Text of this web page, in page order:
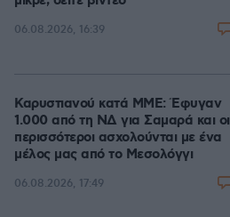
06.08.2026, 16:39
Καρυστιανού κατά ΜΜΕ: Έφυγαν
1.000 από τη ΝΔ για Σαμαρά και οι
περισσότεροι ασχολούνται με ένα
μέλος μας από το Μεσολόγγι
06.08.2026, 17:49